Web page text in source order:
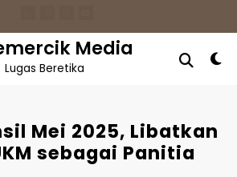
Media
Lugas Beretika
Mei 2025, Libatkan
sebagai Panitia